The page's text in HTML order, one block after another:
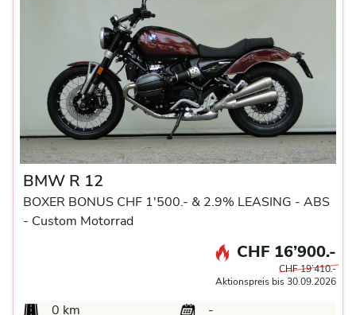
BMW R 12
BOXER BONUS CHF 1'500.- & 2.9% LEASING - ABS
- Custom Motorrad
CHF 16’900.-
CHF 19’410.-
Aktionspreis bis 30.09.2026
0 km
-